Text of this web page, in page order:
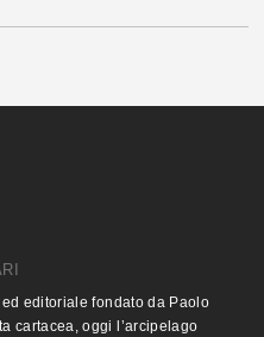
editoriale fondato da Paolo
cartacea, oggi l’arcipelago